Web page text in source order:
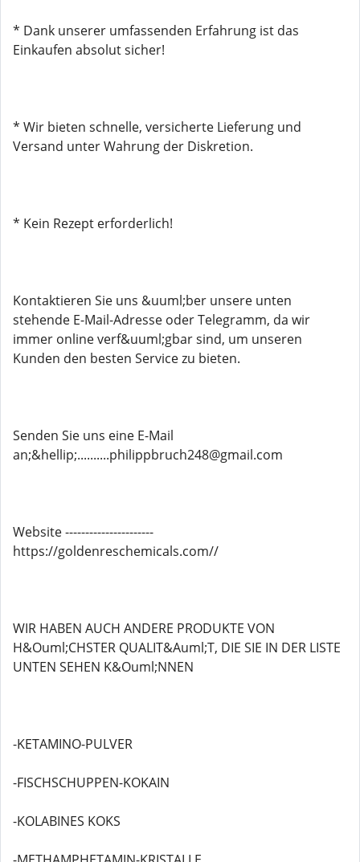
* Dank unserer umfassenden Erfahrung ist das
Einkaufen absolut sicher!
* Wir bieten schnelle, versicherte Lieferung und
Versand unter Wahrung der Diskretion.
* Kein Rezept erforderlich!
Kontaktieren Sie uns &uuml;ber unsere unten
stehende E-Mail-Adresse oder Telegramm, da wir
immer online verf&uuml;gbar sind, um unseren
Kunden den besten Service zu bieten.
Senden Sie uns eine E-Mail
an;&hellip;..........philippbruch248@gmail.com
Website ----------------------
https://goldenreschemicals.com//
WIR HABEN AUCH ANDERE PRODUKTE VON
H&Ouml;CHSTER QUALIT&Auml;T, DIE SIE IN DER LISTE
UNTEN SEHEN K&Ouml;NNEN
-KETAMINO-PULVER
-FISCHSCHUPPEN-KOKAIN
-KOLABINES KOKS